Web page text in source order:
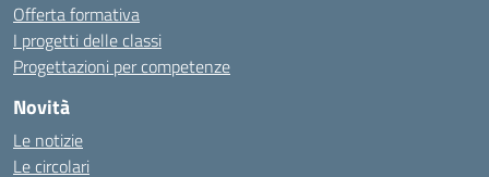
Offerta formativa
I progetti delle classi
Progettazioni per competenze
Novità
Le notizie
Le circolari